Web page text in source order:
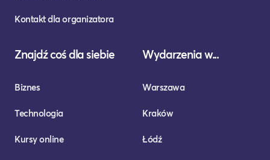
Kontakt dla organizatora
Znajdź coś dla siebie
Biznes
Technologia
Kursy online
Wydarzenia w...
Warszawa
Kraków
Łódź